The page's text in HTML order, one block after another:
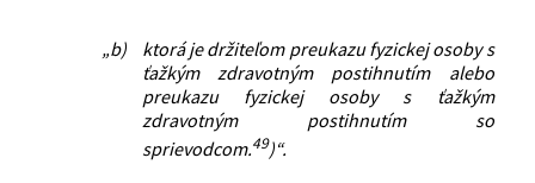
„b)
ktorá je držiteľom preukazu fyzickej osoby s
ťažkým zdravotným postihnutím alebo
preukazu fyzickej osoby s ťažkým
zdravotným postihnutím so
sprievodcom.49)“.